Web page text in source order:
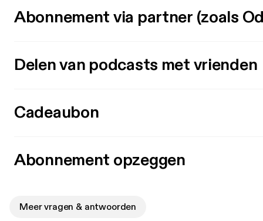
Abonnement via partner (zoals
Delen van podcasts met vrienden
Cadeaubon
Abonnement opzeggen
Meer vragen & antwoorden